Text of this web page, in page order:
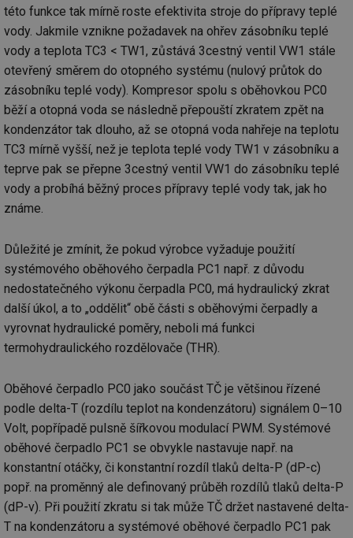
této funkce tak mírně roste efektivita stroje do přípravy teplé
vody. Jakmile vznikne požadavek na ohřev zásobníku teplé
vody a teplota TC3 < TW1, zůstává 3cestný ventil VW1 stále
otevřený směrem do otopného systému (nulový průtok do
zásobníku teplé vody). Kompresor spolu s oběhovkou PC0
běží a otopná voda se následně přepouští zkratem zpět na
kondenzátor tak dlouho, až se otopná voda nahřeje na teplotu
TC3 mírně vyšší, než je teplota teplé vody TW1 v zásobníku a
teprve pak se přepne 3cestný ventil VW1 do zásobníku teplé
vody a probíhá běžný proces přípravy teplé vody tak, jak ho
známe.
Důležité je zmínit, že pokud výrobce vyžaduje použití
systémového oběhového čerpadla PC1 např. z důvodu
nedostatečného výkonu čerpadla PC0, má hydraulický zkrat
další úkol, a to „oddělit“ obě části s oběhovými čerpadly a
vyrovnat hydraulické poměry, neboli má funkci
termohydraulického rozdělovače (THR).
Oběhové čerpadlo PC0 jako součást TČ je většinou řízené
podle delta-T (rozdílu teplot na kondenzátoru) signálem 0–10
Volt, popřípadě pulsně šířkovou modulací PWM. Systémové
oběhové čerpadlo PC1 se obvykle nastavuje např. na
konstantní otáčky, či konstantní rozdíl tlaků delta-P (dP-c)
popř. na proměnný ale definovaný průběh rozdílů tlaků delta-P
(dP-v). Při použití zkratu si tak může TČ držet nastavené delta-
T na kondenzátoru a systémové oběhové čerpadlo PC1 pak